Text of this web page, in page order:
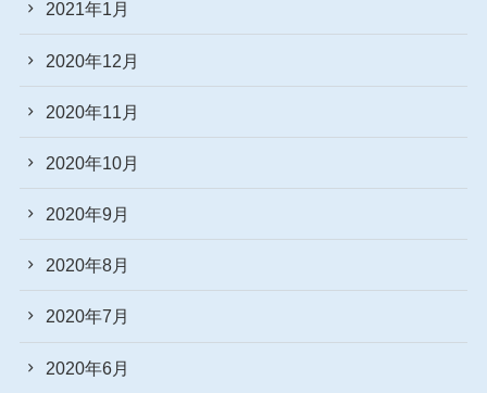
2021年1月
2020年12月
2020年11月
2020年10月
2020年9月
2020年8月
2020年7月
2020年6月